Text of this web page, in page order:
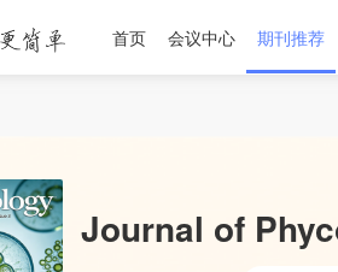
首页 会议中心 期刊推荐
Journal of